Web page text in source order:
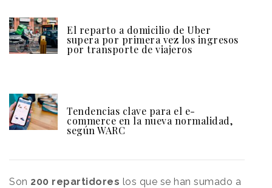
El reparto a domicilio de Uber
supera por primera vez los ingresos
por transporte de viajeros
Tendencias clave para el e-
commerce en la nueva normalidad,
según WARC
Son 200 repartidores los que se han sumado a